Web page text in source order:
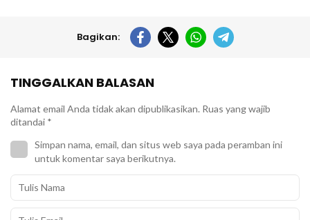
Bagikan:
TINGGALKAN BALASAN
Alamat email Anda tidak akan dipublikasikan. Ruas yang wajib
ditandai *
Simpan nama, email, dan situs web saya pada peramban ini
untuk komentar saya berikutnya.